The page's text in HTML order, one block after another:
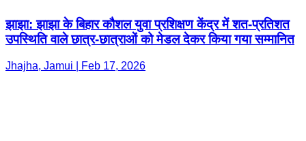
झाझा: झाझा के बिहार कौशल युवा प्रशिक्षण केंद्र में शत-प्रतिशत
उपस्थिति वाले छात्र-छात्राओं को मेडल देकर किया गया सम्मानित
Jhajha, Jamui | Feb 17, 2026